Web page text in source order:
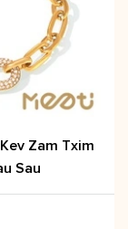
Zam Txim
Sau